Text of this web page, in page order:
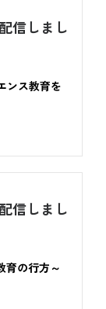
信しまし
ンス教育を
信しまし
育の行方～